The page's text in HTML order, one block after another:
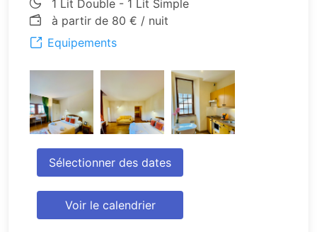
1 Lit Double - 1 Lit Simple
à partir de 80 € / nuit
Equipements
Sélectionner des dates
Voir le calendrier